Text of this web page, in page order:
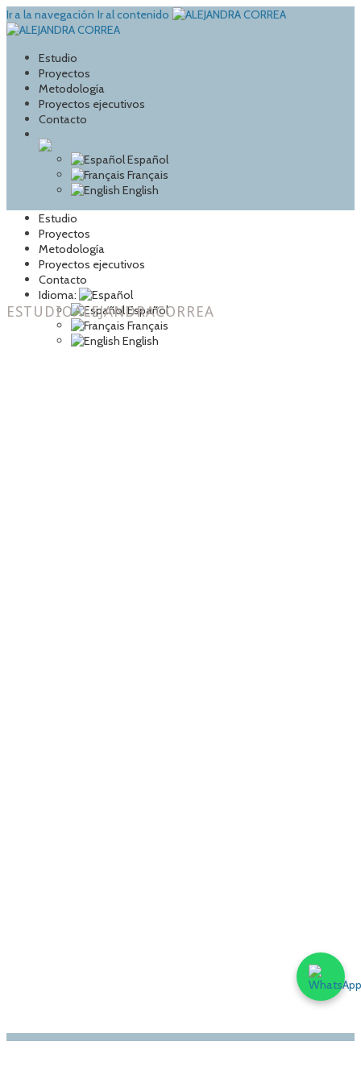
Ir a la navegación Ir al contenido
Estudio
Proyectos
Metodología
Proyectos ejecutivos
Contacto
Español
Français
English
Estudio
Proyectos
Metodología
Proyectos ejecutivos
Contacto
Idioma:
Español
Français
English
ESTUDIOALEJANDRACORREA